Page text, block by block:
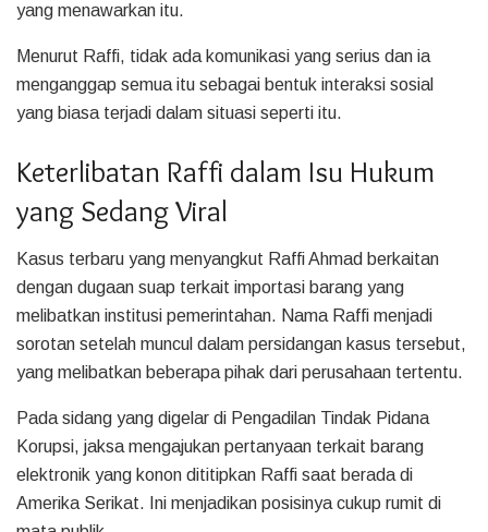
yang menawarkan itu.
Menurut Raffi, tidak ada komunikasi yang serius dan ia
menganggap semua itu sebagai bentuk interaksi sosial
yang biasa terjadi dalam situasi seperti itu.
Keterlibatan Raffi dalam Isu Hukum
yang Sedang Viral
Kasus terbaru yang menyangkut Raffi Ahmad berkaitan
dengan dugaan suap terkait importasi barang yang
melibatkan institusi pemerintahan. Nama Raffi menjadi
sorotan setelah muncul dalam persidangan kasus tersebut,
yang melibatkan beberapa pihak dari perusahaan tertentu.
Pada sidang yang digelar di Pengadilan Tindak Pidana
Korupsi, jaksa mengajukan pertanyaan terkait barang
elektronik yang konon dititipkan Raffi saat berada di
Amerika Serikat. Ini menjadikan posisinya cukup rumit di